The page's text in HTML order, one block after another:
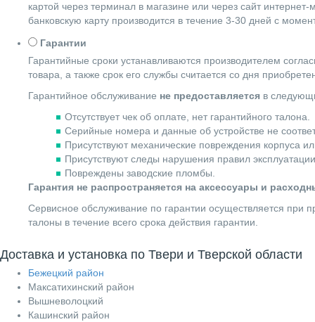
картой через терминал в магазине или через сайт
банковскую карту производится в течение 3-30 дней с
Гарантии
Гарантийные сроки устанавливаются производителем
товара, а также срок его службы считается со дня
Гарантийное обслуживание не предоставляется в
Отсутствует чек об оплате, нет гарантийного талона.
Серийные номера и данные об устройстве не
Присутствуют механические повреждения корпуса
Присутствуют следы нарушения правил
Повреждены заводские пломбы.
Гарантия не распространяется на аксессуары и
Сервисное обслуживание по гарантии осуществляется при
талоны в течение всего срока действия гарантии.
Доставка и установка по Твери и Тверской области
Бежецкий район
Максатихинский район
Вышневолоцкий
Кашинский район